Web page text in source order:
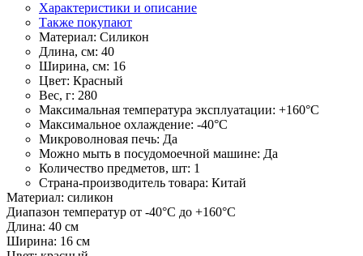
Характеристики и описание
Также покупают
Материал: Силикон
Длина, см: 40
Ширина, см: 16
Цвет: Красный
Вес, г: 280
Максимальная температура эксплуатации: +160°C
Максимальное охлаждение: -40°C
Микроволновая печь: Да
Можно мыть в посудомоечной машине: Да
Количество предметов, шт: 1
Страна-производитель товара: Китай
Материал: силикон
Диапазон температур от -40°C до +160°C
Длина: 40 см
Ширина: 16 см